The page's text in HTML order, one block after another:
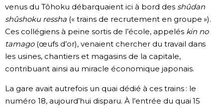
venus du Tôhoku débarquaient ici à bord des shûdan
shûshoku ressha(« trains de recrutement en groupe »).
Ces collégiens à peine sortis de l’école, appelés kin no
tamago(œufs d’or), venaient chercher du travail dans
les usines, chantiers et magasins de la capitale,
contribuant ainsi au miracle économique japonais.
La gare avait autrefois un quai dédié à ces trains : le
numéro 18, aujourd’hui disparu. À l’entrée du quai 15